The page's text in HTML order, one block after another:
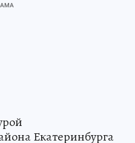
Екатеринбурга